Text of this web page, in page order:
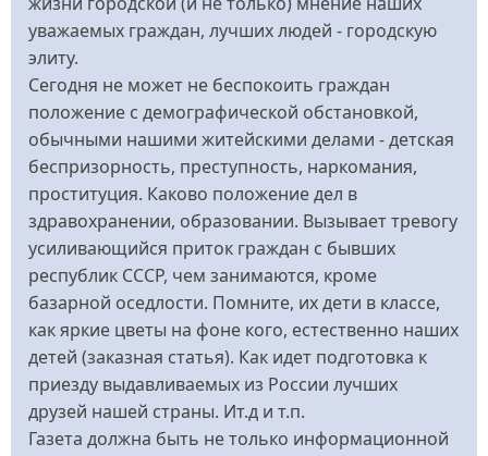
уважаемых граждан, лучших людей - городскую
элиту.
Сегодня не может не беспокоить граждан
положение с демографической обстановкой,
обычными нашими житейскими делами - детская
беспризорность, преступность, наркомания,
проституция. Каково положение дел в
здравохранении, образовании. Вызывает тревогу
усиливающийся приток граждан с бывших
республик СССР, чем занимаются, кроме
базарной оседлости. Помните, их дети в классе,
как яркие цветы на фоне кого, естественно наших
детей (заказная статья). Как идет подготовка к
приезду выдавливаемых из России лучших
друзей нашей страны. Ит.д и т.п.
Газета должна быть не только информационной